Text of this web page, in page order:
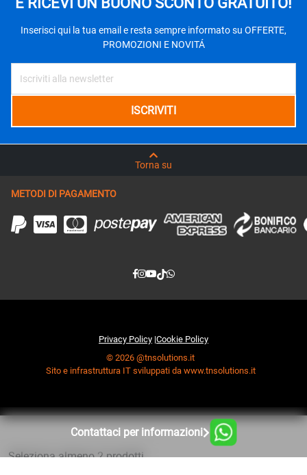
Inserisci qui la tua email e resta sempre informato su OFFERTE,
PROMOZIONI E NOVITÁ
Torna su
METODI DI PAGAMENTO
Privacy Policy |Cookie Policy
© 2026 @tnsolutions.it
Sito e infrastruttura IT sviluppati da www.tnsolutions.it
Contattaci per informazioni
Seleziona almeno 2 prodotti